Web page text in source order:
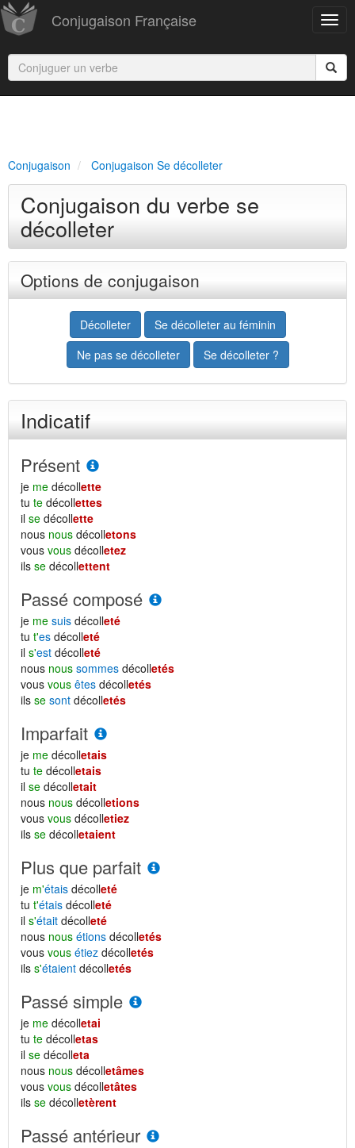
Conjugaison Française
Conjugaison Conjugaison Se décolleter
Conjugaison du verbe se
décolleter
Options de conjugaison
Décolleter
Se décolleter au féminin
Ne pas se décolleter
Se décolleter ?
Indicatif
Présent
je me décollette
tu te décollettes
il se décollette
nous nous décolletons
vous vous décolletez
ils se décollettent
Passé composé
je me suis décolleté
tu t'es décolleté
il s'est décolleté
nous nous sommes décolletés
vous vous êtes décolletés
ils se sont décolletés
Imparfait
je me décolletais
tu te décolletais
il se décolletait
nous nous décolletions
vous vous décolletiez
ils se décolletaient
Plus que parfait
je m'étais décolleté
tu t'étais décolleté
il s'était décolleté
nous nous étions décolletés
vous vous étiez décolletés
ils s'étaient décolletés
Passé simple
je me décolletai
tu te décolletas
il se décolleta
nous nous décolletâmes
vous vous décolletâtes
ils se décolletèrent
Passé antérieur